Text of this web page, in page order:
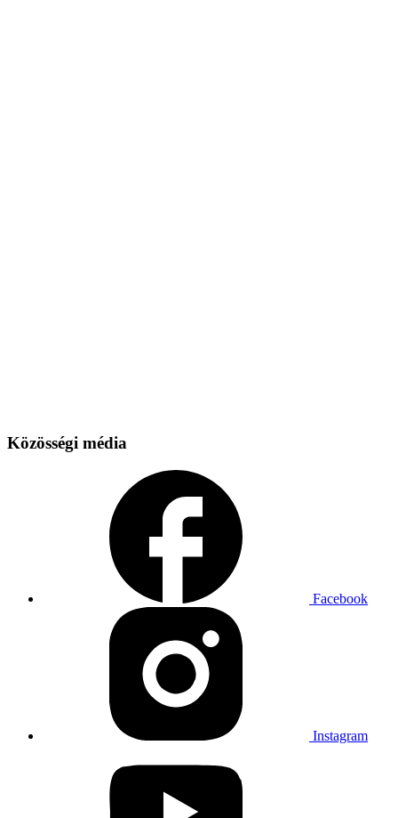
Közösségi média
Facebook
Instagram